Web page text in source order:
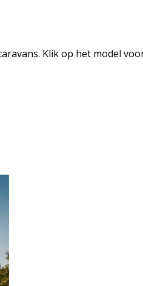
Klik op het model